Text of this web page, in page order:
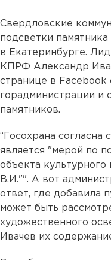
Свердловские
подсветки
в Екатеринбурге.
КПРФ Александр
странице в Facebook
горадминистрации и
памятников.
“Госохрана
является "мерой по
объекта
В.И."". А вот
ответ, где добавила
может быть
художественного
Ивачев их